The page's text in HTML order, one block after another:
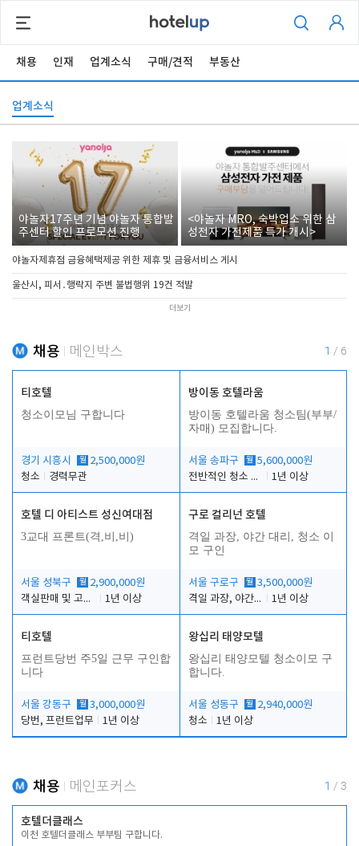
채용 인재 업계소식 구매/견적 부동산
업계소식
야놀자17주년 기념 야놀자 통합발
주센터 할인 프로모션 진행
<야놀자 MRO, 숙박업소 위한 삼
성전자 가전제품 특가 개시>
야놀자제휴점 금융혜택제공 위한 제휴 및 금융서비스 게시
울산시, 피서․행락지 주변 불법행위 19건 적발
더보기
채용 메인박스 1 / 6
티호텔
청소이모님 구합니다
경기 시흥시 월 2,500,000원
청소
경력무관
방이동 호텔라움
방이동 호텔라움 청소팀(부부/
자매) 모집합니다.
서울 송파구 월 5,600,000원
전반적인 청소 업무(객실청소.객실정리)
1년 이상
호텔 디 아티스트 성신여대점
3교대 프론트(격,비,비)
서울 성북구 월 2,900,000원
객실판매 및 고객응대
1년 이상
구로 컬리넌 호텔
격일 과장, 야간 대리, 청소 이
모 구인
서울 구로구 월 3,500,000원
격일 과장, 야간 대리, 청소 이모
1년 이상
티호텔
프런트당번 주5일 근무 구인합
니다
서울 강동구 월 3,000,000원
당번, 프런트업무
1년 이상
왕십리 태양모텔
왕십리 태양모텔 청소이모 구
합니다.
서울 성동구 월 2,940,000원
청소
1년 이상
채용 메인포커스 1 / 3
호텔더클래스
이천 호텔더클래스 부부팀 구합니다.